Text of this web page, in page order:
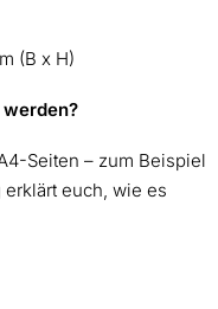
(B x H)
Seiten – zum Beispiel
euch, wie es